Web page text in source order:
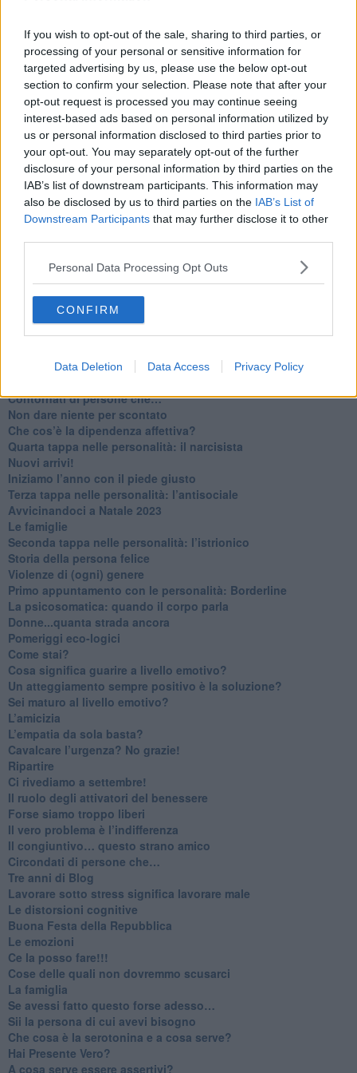
If you wish to opt-out of the sale, sharing to third parties, or
processing of your personal or sensitive information for
targeted advertising by us, please use the below opt-out
section to confirm your selection. Please note that after your
opt-out request is processed you may continue seeing
interest-based ads based on personal information utilized by
us or personal information disclosed to third parties prior to
your opt-out. You may separately opt-out of the further
disclosure of your personal information by third parties on the
IAB’s list of downstream participants. This information may
also be disclosed by us to third parties on the IAB’s List of
Downstream Participants that may further disclose it to other
Personal Data Processing Opt Outs
CONFIRM
Data Deletion Data Access Privacy Policy
​Buone Vacan(si)e!
​Il lato positivo delle cose
​Storie antiche di tempi moderni
​Quello che alle mamme non dicono
Adultescenza
Homo imbecillis
​4 anni di Blog
Quando il silenzio è aggressivo
​Il passato, questo conosciuto!
​Clima ballerino e sbalzi d’umore
La maternità
​L’uomo o l’orso?
Non hanno un amico a teatro​
​Tutta una questione di rispetto
​Vespa che passione!
​Lasciate ai vostri figli il diritto di piangere
​Parole d’amore regalate al vento
​Essere genitori di un adolescente
​Saper pazientare
​Venerdì emozionalmente sostenibile
Contornati di persone che…
Non dare niente per scontato
Che cos’è la dipendenza affettiva?
Quarta tappa nelle personalità: il narcisista
​Nuovi arrivi!
​Iniziamo l’anno con il piede giusto
​Terza tappa nelle personalità: l’antisociale
​Avvicinandoci a Natale 2023
Le famiglie
Seconda tappa nelle personalità: l’istrionico
​Storia della persona felice
Violenze di (ogni) genere
​Primo appuntamento con le personalità: Borderline
La psicosomatica: quando il corpo parla
Donne...quanta strada ancora
​Pomeriggi eco-logici
​Come stai?
Cosa significa guarire a livello emotivo?
​Un atteggiamento sempre positivo è la soluzione?
​Sei maturo al livello emotivo?
​L’amicizia
​L’empatia da sola basta?
​Cavalcare l’urgenza? No grazie!
Ripartire
​Ci rivediamo a settembre!
​Il ruolo degli attivatori del benessere
​Forse siamo troppo liberi
​Il vero problema è l’indifferenza
​Il congiuntivo… questo strano amico
​Circondati di persone che…
​Tre anni di Blog
​Lavorare sotto stress significa lavorare male
​Le distorsioni cognitive
​Buona Festa della Repubblica
Le emozioni
​Ce la posso fare!!!
​Cose delle quali non dovremmo scusarci
​La famiglia
​Se avessi fatto questo forse adesso…
​Sii la persona di cui avevi bisogno
Che cosa è la serotonina e a cosa serve?
​Hai Presente Vero?
A cosa serve essere assertivi?